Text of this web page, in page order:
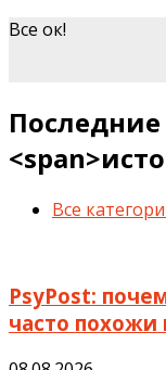
Все ок!
Последние
Все
PsyPost:
часто похожи